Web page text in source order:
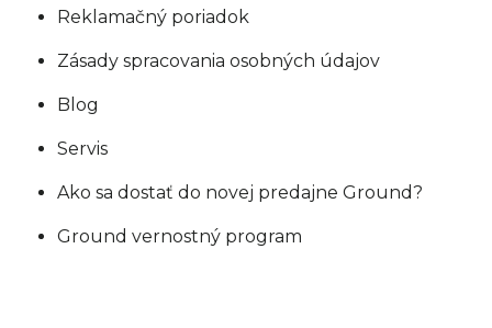
Reklamačný poriadok
Zásady spracovania osobných údajov
Blog
Servis
Ako sa dostať do novej predajne Ground?
Ground vernostný program